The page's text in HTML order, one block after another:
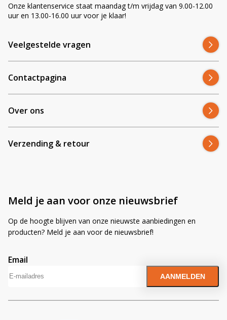
Onze klantenservice staat maandag t/m vrijdag van 9.00-12.00
uur en 13.00-16.00 uur voor je klaar!
Veelgestelde vragen
Contactpagina
Over ons
Verzending & retour
Meld je aan voor onze nieuwsbrief
Op de hoogte blijven van onze nieuwste aanbiedingen en
producten? Meld je aan voor de nieuwsbrief!
Email
A
t